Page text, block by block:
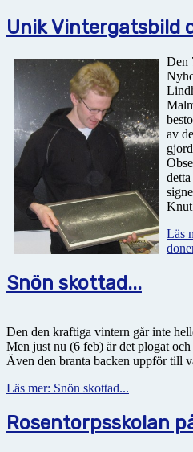
Unik Vintergatsbild
Den
av
Läs
Snön skottad...
Den den kraftiga vintern går inte
Men just nu (6 feb) är det plogat
Även den branta backen uppför till
Läs mer: Snön skottad...
Rosentorpsskolan